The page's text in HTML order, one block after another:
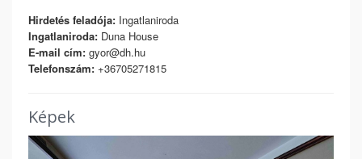
Hirdetés feladója: Ingatlaniroda
Ingatlaniroda: Duna House
E-mail cím: gyor@dh.hu
Telefonszám: +36705271815
Képek